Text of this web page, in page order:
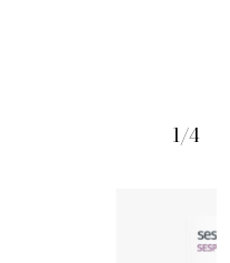
1/4